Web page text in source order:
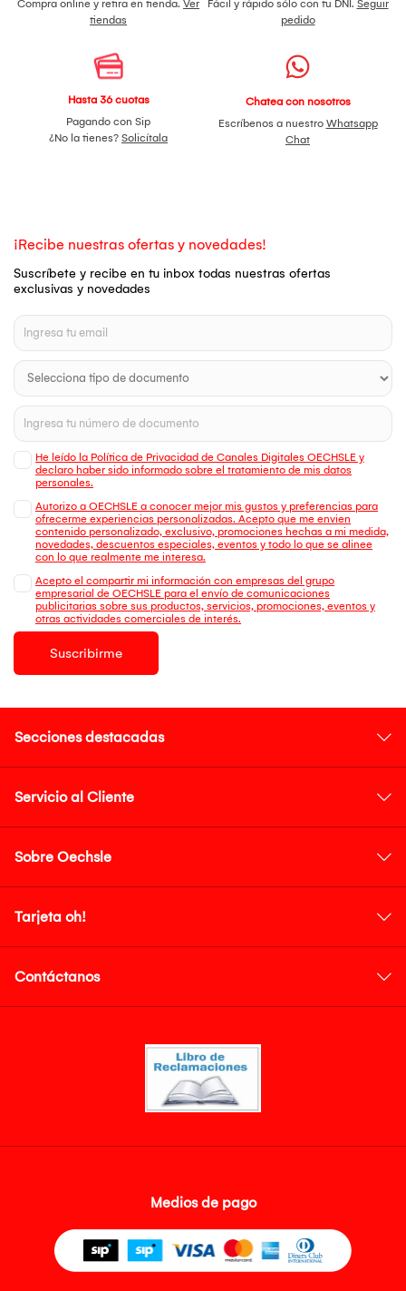
Compra online y retira en tienda. Ver
tiendas
Fácil y rápido sólo con tu DNI. Seguir
pedido
Hasta 36 cuotas
Pagando con Sip
¿No la tienes? Solicítala
Chatea con nosotros
Escríbenos a nuestro Whatsapp
Chat
¡Recibe nuestras ofertas y novedades!
Suscríbete y recibe en tu inbox todas nuestras ofertas
exclusivas y novedades
He leído la Política de Privacidad de Canales Digitales OECHSLE y
declaro haber sido informado sobre el tratamiento de mis datos
personales.
Autorizo a OECHSLE a conocer mejor mis gustos y preferencias para
ofrecerme experiencias personalizadas. Acepto que me envien
contenido personalizado, exclusivo, promociones hechas a mi medida,
novedades, descuentos especiales, eventos y todo lo que se alinee
con lo que realmente me interesa.
Acepto el compartir mi información con empresas del grupo
empresarial de OECHSLE para el envío de comunicaciones
publicitarias sobre sus productos, servicios, promociones, eventos y
otras actividades comerciales de interés.
Suscribirme
Secciones destacadas
Servicio al Cliente
Sobre Oechsle
Tarjeta oh!
Contáctanos
Medios de pago